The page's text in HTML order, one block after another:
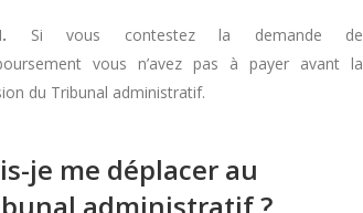
Si vous contestez la demande de
vous n’avez pas à payer avant la
du Tribunal administratif.
je me déplacer au